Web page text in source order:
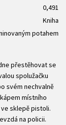
0,491
Kniha
potahem
přestěhovat se
spolužačku
svém nechvalně
místního
sklepě pistoli.
na policii.